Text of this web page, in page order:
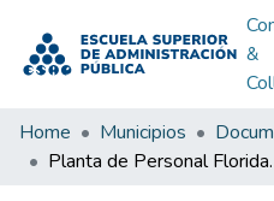
&
Home Municipios
Planta de Personal